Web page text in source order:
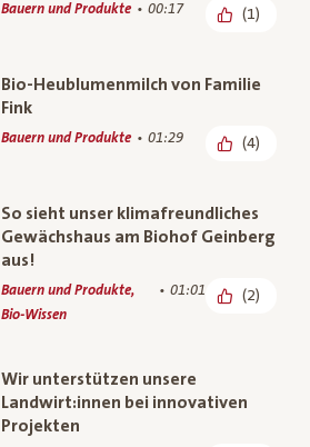
Bauern und Produkte 00:17 (1)
Bio-Heublumenmilch von Familie
Fink
Bauern und Produkte 01:29 (4)
So sieht unser klimafreundliches
Gewächshaus am Biohof Geinberg
aus!
Bauern und Produkte,
Bio-Wissen
01:01 (2)
Wir unterstützen unsere
Landwirt:innen bei innovativen
Projekten